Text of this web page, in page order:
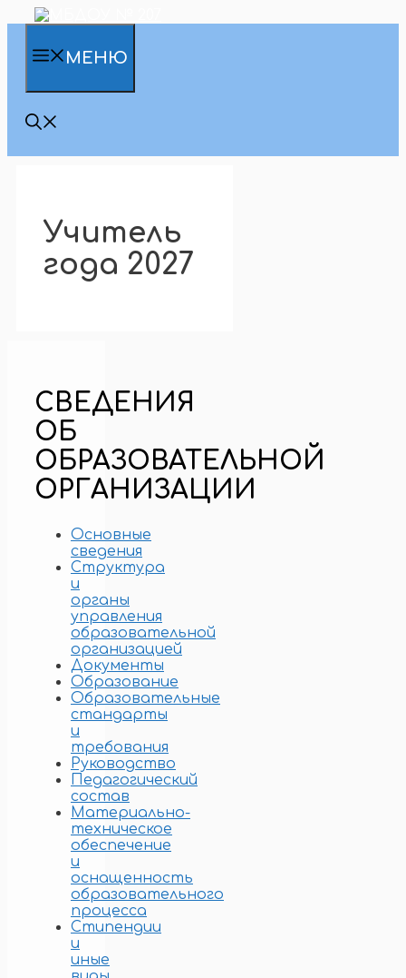
Перейти
содержимому
МЕНЮ
Учитель
года 2027
СВЕДЕНИЯ
ОБ
ОБРАЗОВАТЕЛЬНОЙ
ОРГАНИЗАЦИИ
Основные
сведения
Структура
и
органы
управления
образовательной
организацией
Документы
Образование
Образовательные
стандарты
и
требования
Руководство
Педагогический
состав
Материально-
техническое
обеспечение
и
оснащенность
образовательного
процесса
Стипендии
и
иные